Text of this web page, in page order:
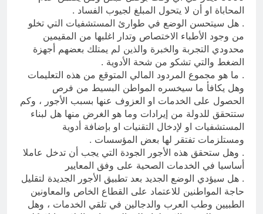
المحاباة او أن لا يتحول المبلغ لجيوب الفساد .
. هل سيتحسن الوضع في طوارئ المستشفيات التي تخلو
من وجود الأطباء الاختصاص وتدار اغلبها من المقيمين
محدودي التجربة والخبرة والذين لم يمتلك بعضهم أجهزة
الضغط والتي تشكو من شحة الأدوية .
. ما هو مجموع المردود المالي المتوقع من هذه التعليمات
وهل يكافأ ما سيخسره المواطن البسيط من فرص
الحصول على الخدمات او العزوف عنها بسبب الأجور ، وكم
ستتحقق للدولة من إيرادات وما هو الغرض منها هل لبناء
المستشفيات او لإدخال التقنيات او بإضافة أدوية
ومستلزمات تفتقر لها بعض المؤسسات .
. وهل ستحقق هذه الأجور الجودة التي يجب أن تدخل عاملا
أساسيا في الخدمات الصحية على وفق المعايير
. هل سيؤدي الوضع الجديد بعد تطبيق الأجور الجديدة لتقليل
حاجة المواطنين للاعتماد على القطاع الخاص والمعاونين
الطبيين وطب العرب والدجالين في تلقي الخدمات ، وهل